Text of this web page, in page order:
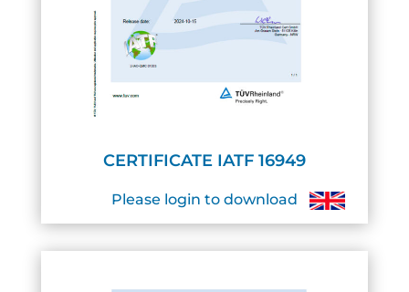
CERTIFICATE IATF 16949
Please login to download